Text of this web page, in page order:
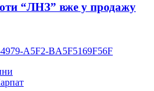
“ЛНЗ” вже у продажу